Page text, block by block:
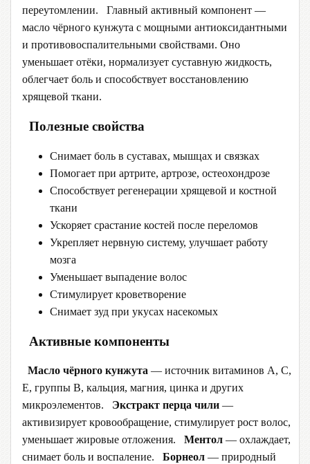
переутомлении. Главный активный компонент —
масло чёрного кунжута с мощными антиоксидантными
и противовоспалительными свойствами. Оно
уменьшает отёки, нормализует суставную жидкость,
облегчает боль и способствует восстановлению
хрящевой ткани.
Полезные свойства
Снимает боль в суставах, мышцах и связках
Помогает при артрите, артрозе, остеохондрозе
Способствует регенерации хрящевой и костной
ткани
Ускоряет срастание костей после переломов
Укрепляет нервную систему, улучшает работу
мозга
Уменьшает выпадение волос
Стимулирует кроветворение
Снимает зуд при укусах насекомых
Активные компоненты
Масло чёрного кунжута — источник витаминов A, C,
E, группы B, кальция, магния, цинка и других
микроэлементов. Экстракт перца чили —
активизирует кровообращение, стимулирует рост волос,
уменьшает жировые отложения. Ментол — охлаждает,
снимает боль и воспаление. Борнеол — природный